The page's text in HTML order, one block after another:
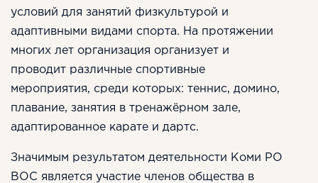
условий для занятий физкультурой и
адаптивными видами спорта. На протяжении
многих лет организация организует и
проводит различные спортивные
мероприятия, среди которых: теннис, домино,
плавание, занятия в тренажёрном зале,
адаптированное карате и дартс.
Значимым результатом деятельности Коми РО
ВОС является участие членов общества в